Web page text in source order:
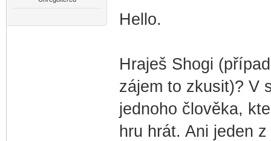
Hello.
Hraješ Shogi
zájem to zkusit)? V
jednoho člověka,
hru hrát. Ani jeden